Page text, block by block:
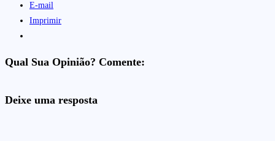
E-mail
Imprimir
Qual Sua Opinião? Comente:
Deixe uma resposta